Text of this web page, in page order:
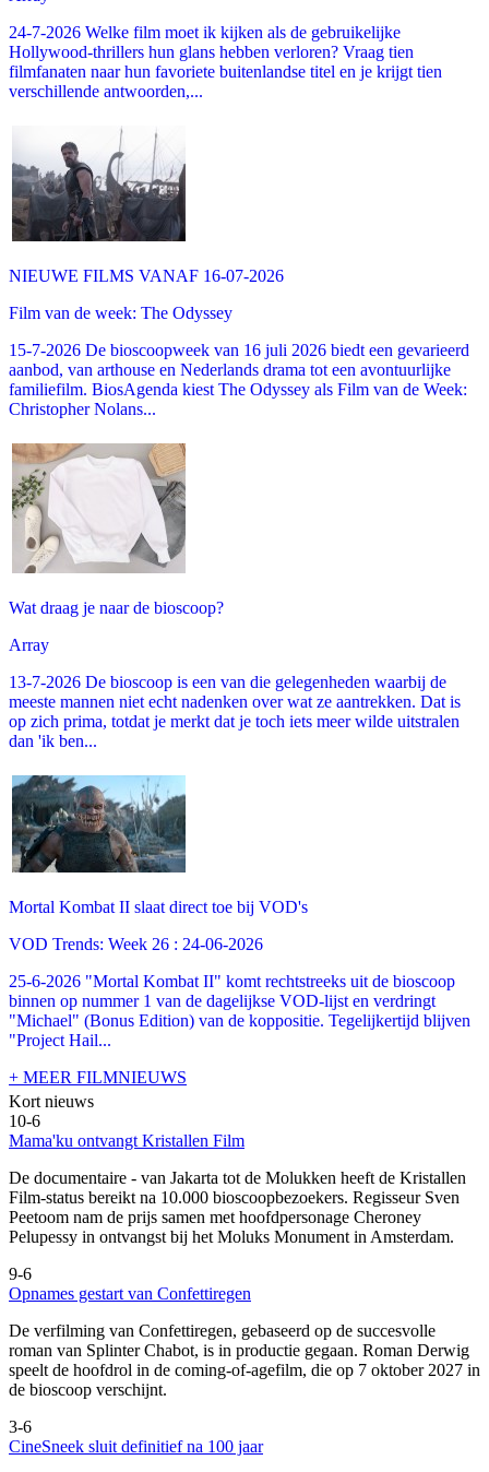
24-7-2026 Welke film moet ik kijken als de gebruikelijke
Hollywood-thrillers hun glans hebben verloren? Vraag tien
filmfanaten naar hun favoriete buitenlandse titel en je krijgt tien
verschillende antwoorden,...
NIEUWE FILMS VANAF 16-07-2026
Film van de week: The Odyssey
15-7-2026 De bioscoopweek van 16 juli 2026 biedt een gevarieerd
aanbod, van arthouse en Nederlands drama tot een avontuurlijke
familiefilm. BiosAgenda kiest The Odyssey als Film van de Week:
Christopher Nolans...
Wat draag je naar de bioscoop?
Array
13-7-2026 De bioscoop is een van die gelegenheden waarbij de
meeste mannen niet echt nadenken over wat ze aantrekken. Dat is
op zich prima, totdat je merkt dat je toch iets meer wilde uitstralen
dan 'ik ben...
Mortal Kombat II slaat direct toe bij VOD's
VOD Trends: Week 26 : 24-06-2026
25-6-2026 "Mortal Kombat II" komt rechtstreeks uit de bioscoop
binnen op nummer 1 van de dagelijkse VOD-lijst en verdringt
"Michael" (Bonus Edition) van de koppositie. Tegelijkertijd blijven
"Project Hail...
+ MEER FILMNIEUWS
Kort nieuws
10-6
Mama'ku ontvangt Kristallen Film
De documentaire - van Jakarta tot de Molukken heeft de Kristallen
Film-status bereikt na 10.000 bioscoopbezoekers. Regisseur Sven
Peetoom nam de prijs samen met hoofdpersonage Cheroney
Pelupessy in ontvangst bij het Moluks Monument in Amsterdam.
9-6
Opnames gestart van Confettiregen
De verfilming van Confettiregen, gebaseerd op de succesvolle
roman van Splinter Chabot, is in productie gegaan. Roman Derwig
speelt de hoofdrol in de coming-of-agefilm, die op 7 oktober 2027 in
de bioscoop verschijnt.
3-6
CineSneek sluit definitief na 100 jaar